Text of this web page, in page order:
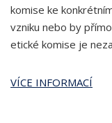
komise ke
vzniku nebo by
etické komise je
VÍCE INFORMACÍ